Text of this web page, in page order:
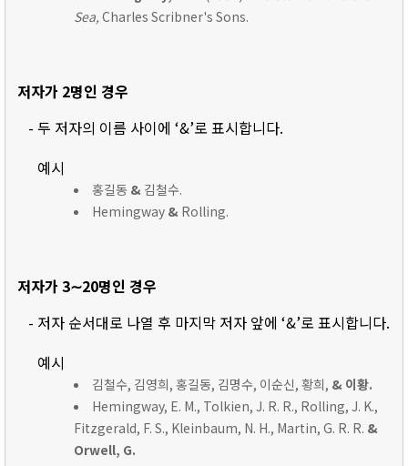
Sea,Charles Scribner's Sons.
저자가 2명인 경우
- 두 저자의 이름 사이에 ‘&’로 표시합니다.
예시
홍길동 & 김철수.
Hemingway & Rolling.
저자가 3∼20명인 경우
- 저자 순서대로 나열 후 마지막 저자 앞에 ‘&’로 표시합니다.
예시
김철수, 김영희, 홍길동, 김명수, 이순신, 황희, & 이황.
Hemingway, E. M., Tolkien, J. R. R., Rolling, J. K.,
Fitzgerald, F. S., Kleinbaum, N. H., Martin, G. R. R. &
Orwell, G.